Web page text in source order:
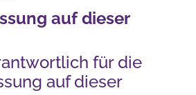
auf dieser
für die
auf dieser